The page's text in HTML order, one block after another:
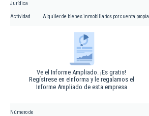
Jurídica
Actividad Alquiler de bienes inmobiliarios por cuenta propia
Ve el Informe Ampliado. ¡Es gratis!
Regístrese en eInforma y le regalamos el
Informe Ampliado de esta empresa
Número de